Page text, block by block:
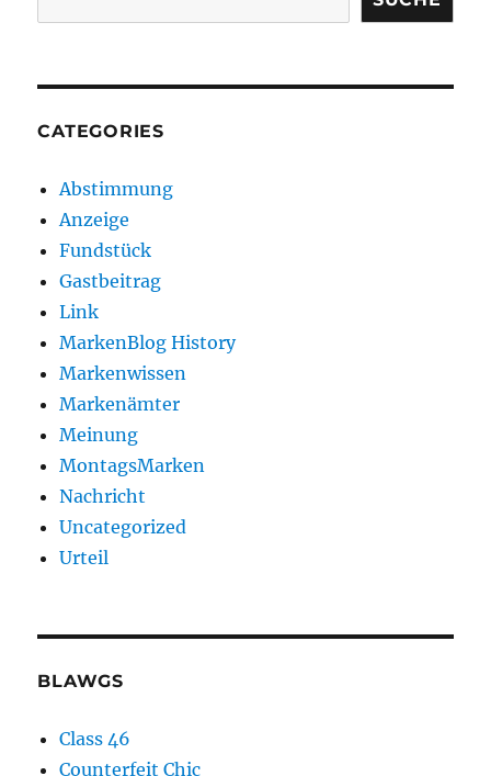
CATEGORIES
Abstimmung
Anzeige
Fundstück
Gastbeitrag
Link
MarkenBlog History
Markenwissen
Markenämter
Meinung
MontagsMarken
Nachricht
Uncategorized
Urteil
BLAWGS
Class 46
Counterfeit Chic